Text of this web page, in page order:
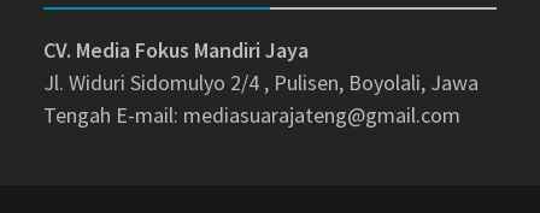
CV. Media Fokus Mandiri Jaya
Jl. Widuri Sidomulyo 2/4 , Pulisen, Boyolali, Jawa
Tengah E-mail: mediasuarajateng@gmail.com